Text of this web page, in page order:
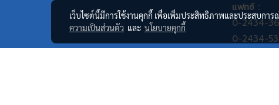
แฟกซ์ :
0-2434-
0-2434-
เว็บไซต์นี้มีการใช้งานคุกกี้ เพื่อเพิ่มประสิทธิภาพและประสบกา
ความเป็นส่วนตัว และ นโยบายคุกกี้